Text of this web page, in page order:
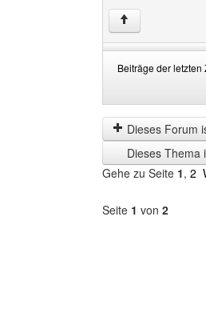
↑
Beiträge der letzten
der
letzten
Zeit
anzeigen
by
Dieses Forum
Dieses Thema
Gehe zu Seite 1, 2
Seite 1 von 2